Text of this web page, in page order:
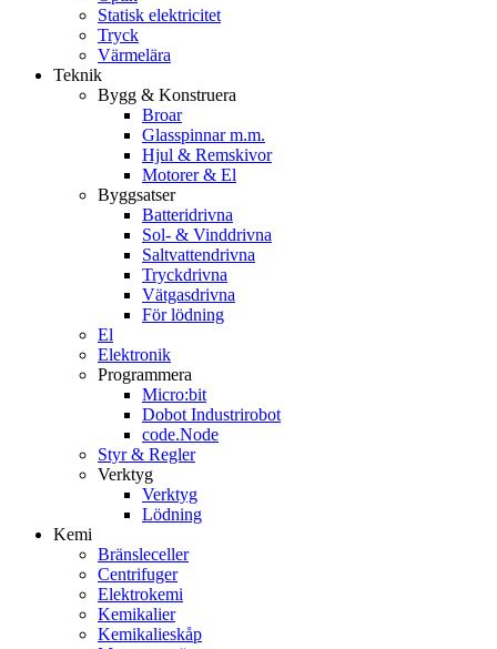
Statisk elektricitet
Tryck
Värmelära
Teknik
Bygg & Konstruera
Broar
Glasspinnar m.m.
Hjul & Remskivor
Motorer & El
Byggsatser
Batteridrivna
Sol- & Vinddrivna
Saltvattendrivna
Tryckdrivna
Vätgasdrivna
För lödning
El
Elektronik
Programmera
Micro:bit
Dobot Industrirobot
code.Node
Styr & Regler
Verktyg
Verktyg
Lödning
Kemi
Bränsleceller
Centrifuger
Elektrokemi
Kemikalier
Kemikalieskåp